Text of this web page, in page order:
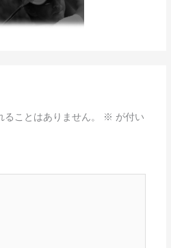
ことはありません。 ※ が付い